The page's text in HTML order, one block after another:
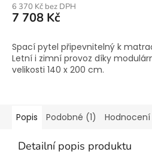
6 370 Kč bez DPH
7 708 Kč
Spací pytel připevnitelný k
Letní i zimní provoz díky
velikosti 140 x 200 cm.
Popis Podobné (1) Hodnocení
Detailní popis produktu